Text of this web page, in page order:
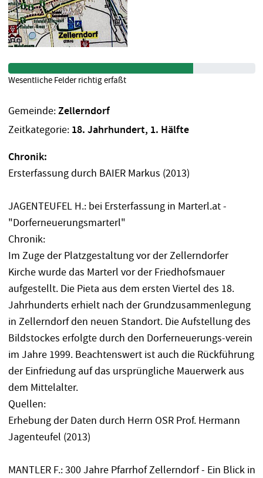
Gemeinde:Zellerndorf
Zeitkategorie: 18. Jahrhundert, 1. Hälfte
Chronik:
Ersterfassung durch BAIER Markus (2013)
JAGENTEUFEL H.: bei Ersterfassung in Marterl.at -
"Dorferneuerungsmarterl"
Chronik:
Im Zuge der Platzgestaltung vor der Zellerndorfer
Kirche wurde das Marterl vor der Friedhofsmauer
aufgestellt. Die Pieta aus dem ersten Viertel des 18.
Jahrhunderts erhielt nach der Grundzusammenlegung
in Zellerndorf den neuen Standort. Die Aufstellung des
Bildstockes erfolgte durch den Dorferneuerungs-verein
im Jahre 1999. Beachtenswert ist auch die Rückführung
der Einfriedung auf das ursprüngliche Mauerwerk aus
dem Mittelalter.
Quellen:
Erhebung der Daten durch Herrn OSR Prof. Hermann
Jagenteufel (2013)
MANTLER F.: 300 Jahre Pfarrhof Zellerndorf - Ein Blick in
Wesentliche Felder richtig erfaßt